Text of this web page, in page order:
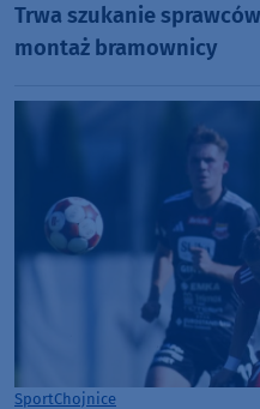
Trwa szukanie
montaż bramownicy
SportChojnice